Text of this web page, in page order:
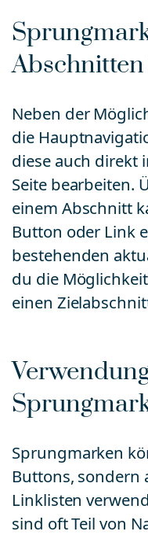
Neben der
die
diese auch direkt
Seite bearbeiten.
einem Abschnitt
Button oder Link
bestehenden
du die
einen
Sprungmarken
Buttons, sondern
Linklisten
sind oft Teil von